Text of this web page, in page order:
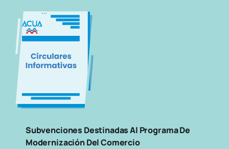
Subvenciones Destinadas Al Programa De
Modernización Del Comercio